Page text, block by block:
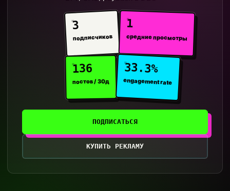
3
подписчиков
1
средние просмотры
136
постов / 30д
33.3%
engagement rate
ПОДПИСАТЬСЯ
КУПИТЬ РЕКЛАМУ